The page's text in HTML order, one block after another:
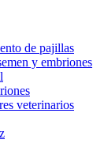
de pajillas
y embriones
veterinarios